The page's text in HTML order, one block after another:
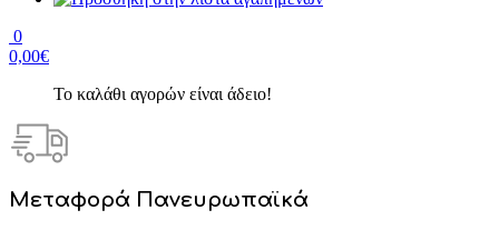
0
0,00€
Το καλάθι αγορών είναι άδειο!
Μεταφορά Πανευρωπαϊκά